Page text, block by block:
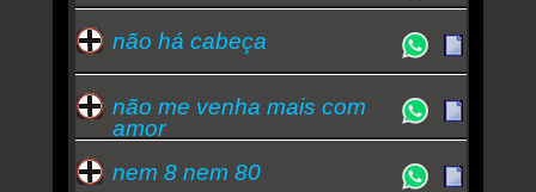
não há cabeça
não me venha mais com
amor
nem 8 nem 80